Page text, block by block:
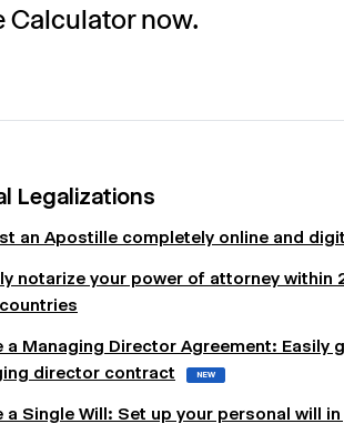
Calculator now.
Legalizations
an Apostille completely online and
notarize your power of attorney within
a Managing Director Agreement: Easily
director contract
NEW
a Single Will: Set up your personal will